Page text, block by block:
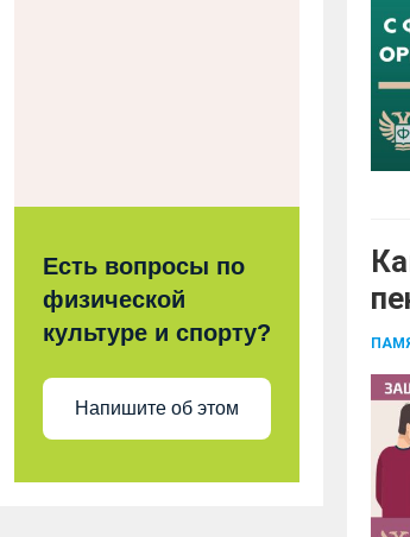
Есть вопросы по
физической
культуре и спорту?
Напишите об этом